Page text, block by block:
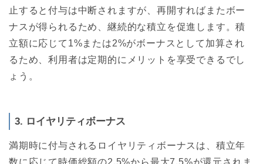
止すると付与は中断されますが、再開すればまたボー
ナスが得られるため、継続的な積立を促進します。積
立額に応じて1%または2%がボーナスとして加算され
るため、利用者は定期的にメリットを享受できるでし
ょう。
3. ロイヤリティボーナス
満期時に付与されるロイヤリティボーナスは、積立年
数に応じて時価総額の2.5%から最大7.5%が還元されま